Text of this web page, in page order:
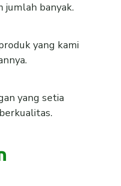
banyak.​
yang kami
yang setia